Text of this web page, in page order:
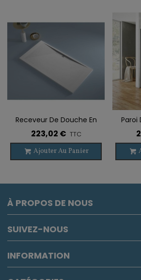
Receveur De Douche En
Résine VALENCIA Sur-
Mesure
223,02 € TTC
Ajouter Au Panier
Paroi
Acier
À PROPOS DE NOUS
SUIVEZ-NOUS
INFORMATION